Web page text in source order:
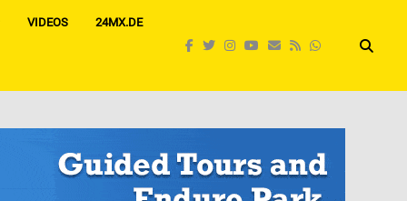
VIDEOS 24MX.DE